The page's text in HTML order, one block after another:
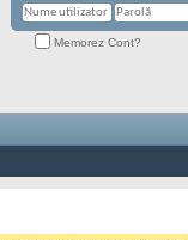
Memorez Cont?